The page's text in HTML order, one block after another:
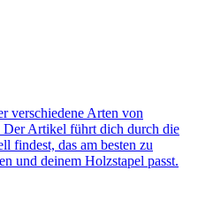
verschiedene Arten von
Artikel führt dich durch die
findest, das am besten zu
und deinem Holzstapel passt.